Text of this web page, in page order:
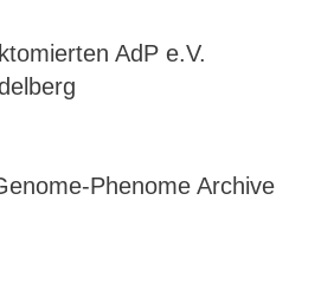
AdP e.V.
Phenome Archive